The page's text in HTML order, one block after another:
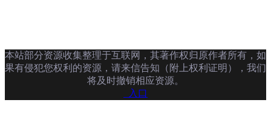
本站部分资源收集整理于互联网，其著作权归原作者所有，如
果有侵犯您权利的资源，请来信告知（附上权利证明），我们
将及时撤销相应资源。
入口